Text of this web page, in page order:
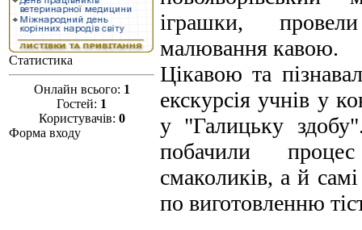
Статистика
Онлайн всього: 1
Гостей: 1
Користувачів: 0
Форма входу
іграшки,
малювання кавою.
Цікавою та
екскурсія учнів у
у "Галицьку
побачили процес
смаколиків, а й
по виготовленню